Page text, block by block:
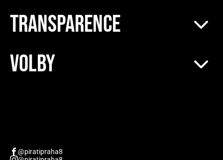
TRANSPARENCE
VOLBY
@piratipraha8